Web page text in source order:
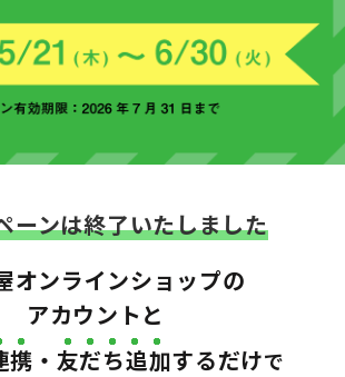
ーンは終了いたしました
オンラインショップの
アカウントと
携 ・ 友だち追加するだけで